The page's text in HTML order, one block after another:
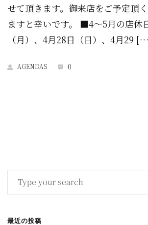
せて頂きます。御来店をご予定頂
ますと幸いです。 ■4～5月の店休
（月）、4月28日（日）、4月29
AGENDAS 0
最近の投稿